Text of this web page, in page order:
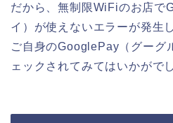
だから、無制限WiFiのお店で
イ）が使えないエラーが発生
ご自身のGooglePay（グーグ
ェックされてみてはいかがで